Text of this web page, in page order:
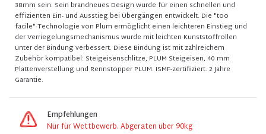
38mm sein. Sein brandneues Design wurde für einen schnellen und
effizienten Ein- und Ausstieg bei Übergängen entwickelt. Die "too
facile"-Technologie von Plum ermöglicht einen leichteren Einstieg und
der Verriegelungsmechanismus wurde mit leichten Kunststoffrollen
unter der Bindung verbessert. Diese Bindung ist mit zahlreichem
Zubehör kompatibel: Steigeisenschlitze, PLUM Steigeisen, 40 mm
Plattenverstellung und Rennstopper PLUM. ISMF-zertifiziert. 2 Jahre
Garantie.
Empfehlungen
Nür für Wettbewerb. Abgeraten über 90kg